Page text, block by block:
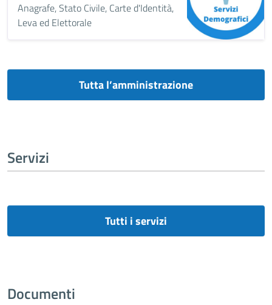
Anagrafe, Stato Civile, Carte d'Identità,
Leva ed Elettorale
Tutta l’amministrazione
Servizi
Tutti i servizi
Documenti